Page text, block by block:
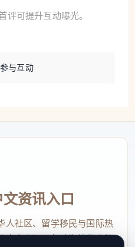
评可提升互动曝光。
与互动
资讯入口
人社区、留学移民与国际热
中文资讯，帮助海外华人快